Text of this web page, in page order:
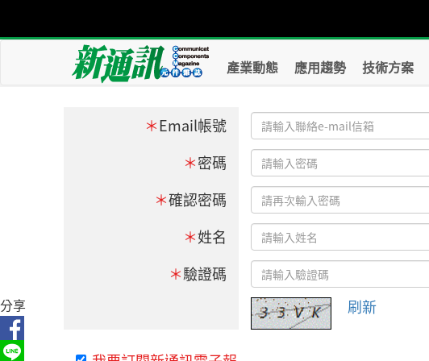
產業動態 應用趨勢 技術方案
＊Email帳號
＊密碼
＊確認密碼
＊姓名
＊驗證碼
刷新
分享